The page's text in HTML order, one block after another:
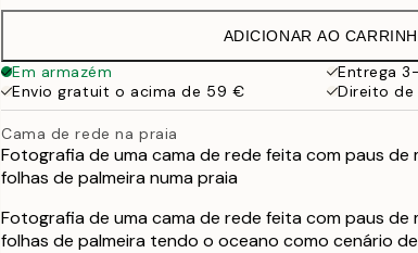
ADICIONAR AO
Em armazém
Entrega
Envio gratuit o acima de 59 €
Direito
Cama de rede na praia
Fotografia de uma cama de rede feita com paus de
folhas de palmeira numa praia
Fotografia de uma cama de rede feita com paus de
folhas de palmeira tendo o oceano como cenário